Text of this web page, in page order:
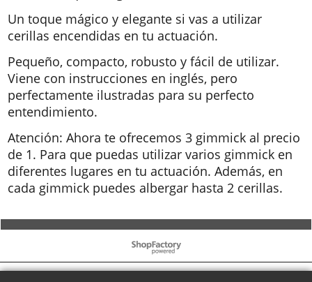
Un toque mágico y elegante si vas a utilizar
cerillas encendidas en tu actuación.
Pequeño, compacto, robusto y fácil de utilizar.
Viene con instrucciones en inglés, pero
perfectamente ilustradas para su perfecto
entendimiento.
Atención: Ahora te ofrecemos 3 gimmick al precio
de 1. Para que puedas utilizar varios gimmick en
diferentes lugares en tu actuación. Además, en
cada gimmick puedes albergar hasta 2 cerillas.
To create online store ShopFactory eCommerce software was used.